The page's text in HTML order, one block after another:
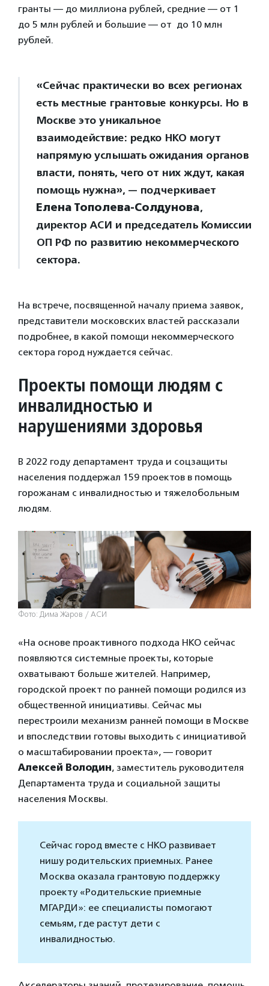
гранты — до миллиона рублей, средние — от 1
до 5 млн рублей и большие — от до 10 млн
рублей.
«Сейчас практически во всех регионах
есть местные грантовые конкурсы. Но в
Москве это уникальное
взаимодействие: редко НКО могут
напрямую услышать ожидания органов
власти, понять, чего от них ждут, какая
помощь нужна», — подчеркивает
Елена Тополева-Солдунова,
директор АСИ и председатель Комиссии
ОП РФ по развитию некоммерческого
сектора.
На встрече, посвященной началу приема заявок,
представители московских властей рассказали
подробнее, в какой помощи некоммерческого
сектора город нуждается сейчас.
Проекты помощи людям с
инвалидностью и
нарушениями здоровья
В 2022 году департамент труда и соцзащиты
населения поддержал 159 проектов в помощь
горожанам с инвалидностью и тяжелобольным
людям.
Фото: Дима Жаров / АСИ
«На основе проактивного подхода НКО сейчас
появляются системные проекты, которые
охватывают больше жителей. Например,
городской проект по ранней помощи родился из
общественной инициативы. Сейчас мы
перестроили механизм ранней помощи в Москве
и впоследствии готовы выходить с инициативой
о масштабировании проекта», — говорит
Алексей Володин, заместитель руководителя
Департамента труда и социальной защиты
населения Москвы.
Сейчас город вместе с НКО развивает
нишу родительских приемных. Ранее
Москва оказала грантовую поддержку
проекту «Родительские приемные
МГАРДИ»: ее специалисты помогают
семьям, где растут дети с
инвалидностью.